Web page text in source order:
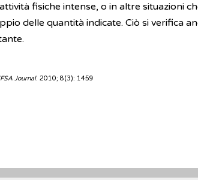
fisiche intense, o in altre situazioni
delle quantità indicate. Ciò si verifica
Journal. 2010; 8(3): 1459